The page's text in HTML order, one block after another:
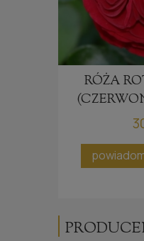
RÓŻA